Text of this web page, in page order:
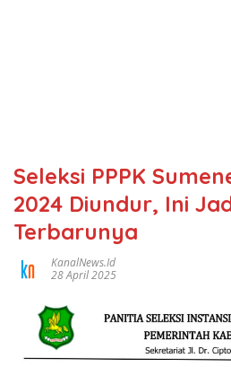
Seleksi PPPK
2024 Diundur, Ini
Terbarunya
KanalNews.id
28 April 2025